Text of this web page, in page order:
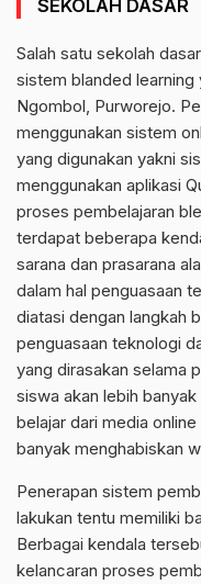
SEKOLAH DASAR
Salah satu sekolah
sistem blanded learning
Ngombol, Purworejo.
menggunakan sistem
yang digunakan yakni
menggunakan aplikasi
proses pembelajaran
terdapat beberapa
sarana dan prasarana
dalam hal penguasaan
diatasi dengan langkah
penguasaan teknologi
yang dirasakan selama
siswa akan lebih
belajar dari media online
banyak menghabiskan
Penerapan sistem
lakukan tentu memiliki
Berbagai kendala
kelancaran proses